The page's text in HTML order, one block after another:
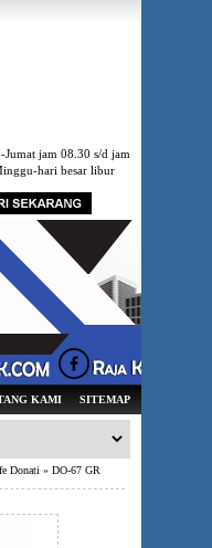
Jumat jam 08.30 s/d jam
hari besar libur
KAMI SITEMAP
Donati » DO-67 GR